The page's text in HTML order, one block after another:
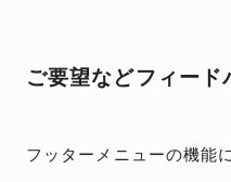
ご要望などフィー
フッターメニューの機能